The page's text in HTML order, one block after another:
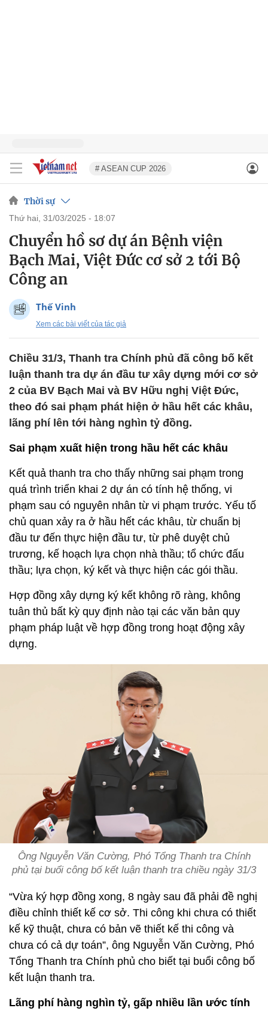
# ASEAN CUP 2026
Thời sự
thứ hai, 31/03/2025 - 18:07
Chuyển hồ sơ dự án Bệnh viện
Bạch Mai, Việt Đức cơ sở 2 tới Bộ
Công an
Thế Vinh
Xem các bài viết của tác giả
Chiều 31/3, Thanh tra Chính phủ đã công bố kết
luận thanh tra dự án đầu tư xây dựng mới cơ sở
2 của BV Bạch Mai và BV Hữu nghị Việt Đức,
theo đó sai phạm phát hiện ở hầu hết các khâu,
lãng phí lên tới hàng nghìn tỷ đồng.
Sai phạm xuất hiện trong hầu hết các khâu
Kết quả thanh tra cho thấy những sai phạm trong
quá trình triển khai 2 dự án có tính hệ thống, vi
phạm sau có nguyên nhân từ vi phạm trước. Yếu tố
chủ quan xảy ra ở hầu hết các khâu, từ chuẩn bị
đầu tư đến thực hiện đầu tư, từ phê duyệt chủ
trương, kế hoạch lựa chọn nhà thầu; tổ chức đấu
thầu; lựa chọn, ký kết và thực hiện các gói thầu.
Hợp đồng xây dựng ký kết không rõ ràng, không
tuân thủ bất kỳ quy định nào tại các văn bản quy
phạm pháp luật về hợp đồng trong hoạt động xây
dựng.
Ông Nguyễn Văn Cường, Phó Tổng Thanh tra Chính
phủ tại buổi công bố kết luận thanh tra chiều ngày 31/3
“Vừa ký hợp đồng xong, 8 ngày sau đã phải đề nghị
điều chỉnh thiết kế cơ sở. Thi công khi chưa có thiết
kế kỹ thuật, chưa có bản vẽ thiết kế thi công và
chưa có cả dự toán”, ông Nguyễn Văn Cường, Phó
Tổng Thanh tra Chính phủ cho biết tại buổi công bố
kết luận thanh tra.
Lãng phí hàng nghìn tỷ, gấp nhiều lần ước tính